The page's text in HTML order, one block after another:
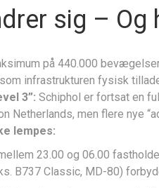
sig – Og
på 440.000
infrastrukturen fysisk
3”: Schiphol er fortsat en
Netherlands, men flere nye
lempes:
23.00 og 06.00
B737 Classic, MD-80)